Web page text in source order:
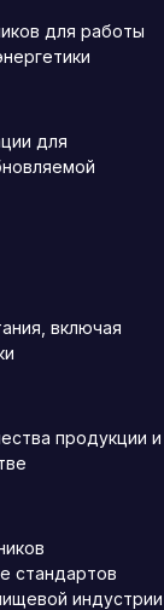
для работы
для
включая
продукции и
стандартов
индустрии